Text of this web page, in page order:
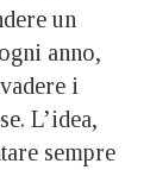
un
anno,
i
L’idea,
sempre